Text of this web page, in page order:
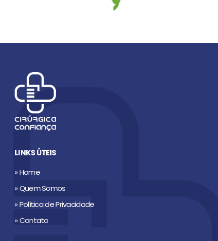
LINKS ÚTEIS
» Home
» Quem Somos
» Política de Privacidade
» Contato